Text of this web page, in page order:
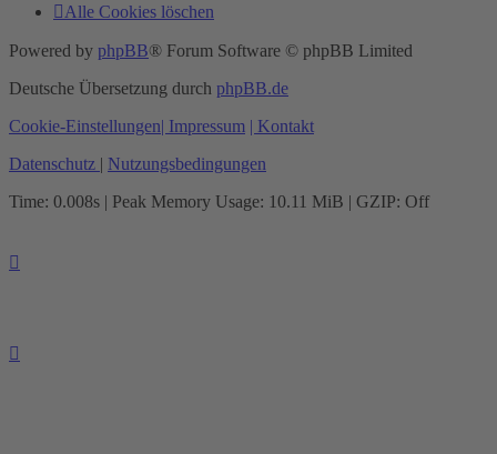
Alle Cookies löschen
Powered by phpBB® Forum Software © phpBB Limited
Deutsche Übersetzung durch phpBB.de
Cookie-Einstellungen| Impressum | Kontakt
Datenschutz | Nutzungsbedingungen
Time: 0.008s | Peak Memory Usage: 10.11 MiB | GZIP: Off